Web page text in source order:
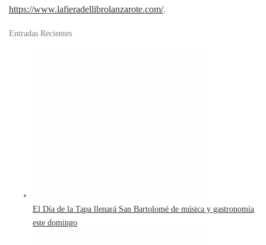
https://www.lafieradellibrolanzarote.com/.
Entradas Recientes
El Día de la Tapa llenará San Bartolomé de música y gastronomía
este domingo